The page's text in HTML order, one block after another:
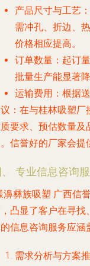
产品尺寸与工艺
需冲孔、折边、
价格相应提高。
订单数量 ：起订
批量生产能显著
运输费用 ：根据
：在与桂林吸塑
要求、预估数量及
信誉好的厂家会提
专业信息咨询
濞彝族吸塑 广西信
凸显了客户在寻找
信息咨询服务应涵
需求分析与方案